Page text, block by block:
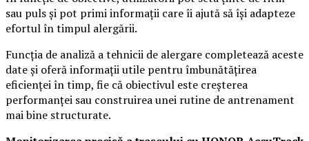
sau puls și pot primi informații care îi ajută să își adapteze
efortul în timpul alergării.
Funcția de analiză a tehnicii de alergare completează aceste
date și oferă informații utile pentru îmbunătățirea
eficienței în timp, fie că obiectivul este creșterea
performanței sau construirea unei rutine de antrenament
mai bine structurate.